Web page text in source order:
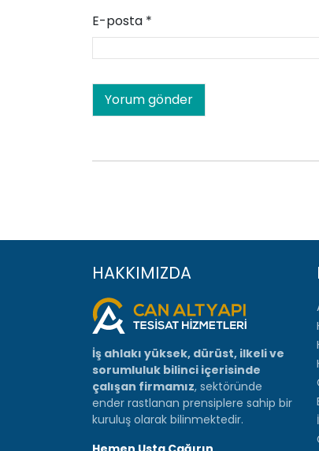
E-posta *
HAKKIMIZDA
İş ahlakı yüksek, dürüst, ilkeli ve
sorumluluk bilinci içerisinde
çalışan firmamız, sektöründe
ender rastlanan prensiplere sahip bir
kuruluş olarak bilinmektedir.